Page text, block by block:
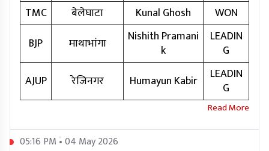
TMC
बेलेघाटा Kunal Ghosh
WON
BJP
माथाभांगा
Nishith Pramani
k
LEADIN
G
AJUP
रेजिनगर Humayun Kabir
LEADIN
G
05:16 PM • 04 May 2026